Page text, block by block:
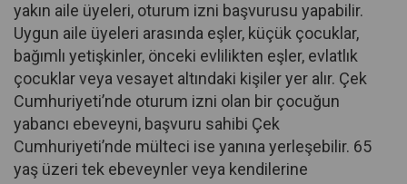
yakın aile üyeleri, oturum izni başvurusu yapabilir.
Uygun aile üyeleri arasında eşler, küçük çocuklar,
bağımlı yetişkinler, önceki evlilikten eşler, evlatlık
çocuklar veya vesayet altındaki kişiler yer alır. Çek
Cumhuriyeti’nde oturum izni olan bir çocuğun
yabancı ebeveyni, başvuru sahibi Çek
Cumhuriyeti’nde mülteci ise yanına yerleşebilir. 65
yaş üzeri tek ebeveynler veya kendilerine